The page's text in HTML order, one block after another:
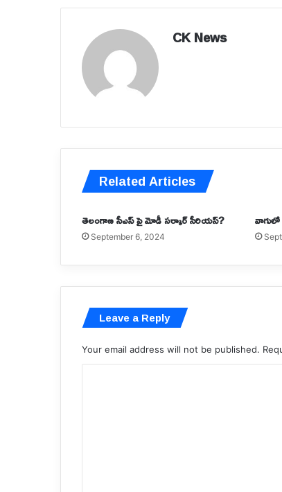
CK News
Related Articles
తెలంగాణ సీఎస్ పై మోడీ సర్కార్ సీరియస్?
September 6, 2024
వాగులో
Leave a Reply
Your email address will not be published.